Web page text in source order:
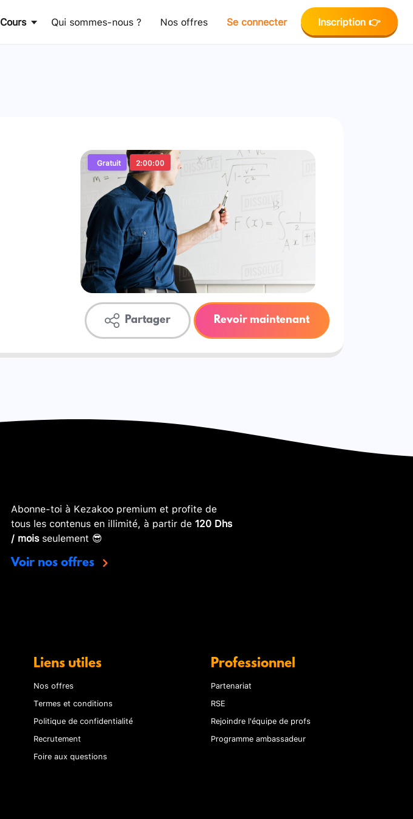
Cours Qui sommes-nous ? Nos offres Se connecter Inscription 👉
Gratuit 2:00:00
Partager Revoir maintenant
Abonne-toi à Kezakoo premium et profite de
tous les contenus en illimité, à partir de 120 Dhs
/ moisseulement 😎
Voir nos offres
Liens utiles
Nos offres
Termes et conditions
Politique de confidentialité
Recrutement
Foire aux questions
Professionnel
Partenariat
RSE
Rejoindre l'équipe de profs
Programme ambassadeur